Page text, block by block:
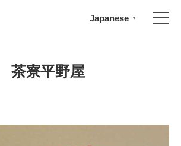
茶寮平野屋
Japanese ▼